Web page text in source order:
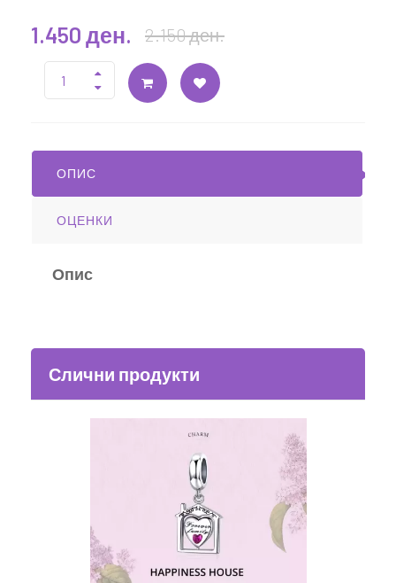
1.450 ден. 2.150 ден.
ОПИС
ОЦЕНКИ
Опис
Слични продукти